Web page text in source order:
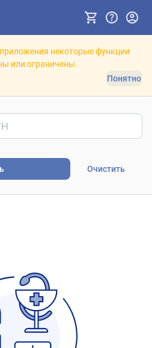
некоторые функции
или ограничены.
Понятно
Очистить